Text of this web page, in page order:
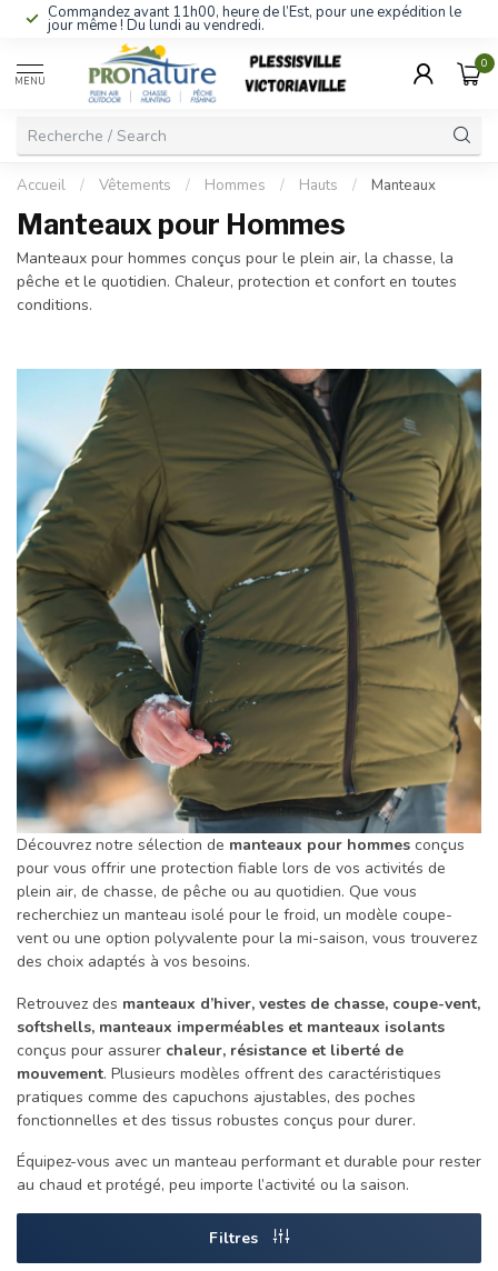
Commandez avant 11h00, heure de l’Est, pour une expédition le
jour même ! Du lundi au vendredi.
MENU
0
Accueil / Vêtements / Hommes / Hauts / Manteaux
Manteaux pour Hommes
Manteaux pour hommes conçus pour le plein air, la chasse, la
pêche et le quotidien. Chaleur, protection et confort en toutes
conditions.
Découvrez notre sélection de manteaux pour hommes conçus
pour vous offrir une protection fiable lors de vos activités de
plein air, de chasse, de pêche ou au quotidien. Que vous
recherchiez un manteau isolé pour le froid, un modèle coupe-
vent ou une option polyvalente pour la mi-saison, vous trouverez
des choix adaptés à vos besoins.
Retrouvez des manteaux d’hiver, vestes de chasse, coupe-vent,
softshells, manteaux imperméables et manteaux isolants
conçus pour assurer chaleur, résistance et liberté de
mouvement. Plusieurs modèles offrent des caractéristiques
pratiques comme des capuchons ajustables, des poches
fonctionnelles et des tissus robustes conçus pour durer.
Équipez-vous avec un manteau performant et durable pour rester
au chaud et protégé, peu importe l’activité ou la saison.
Filtres